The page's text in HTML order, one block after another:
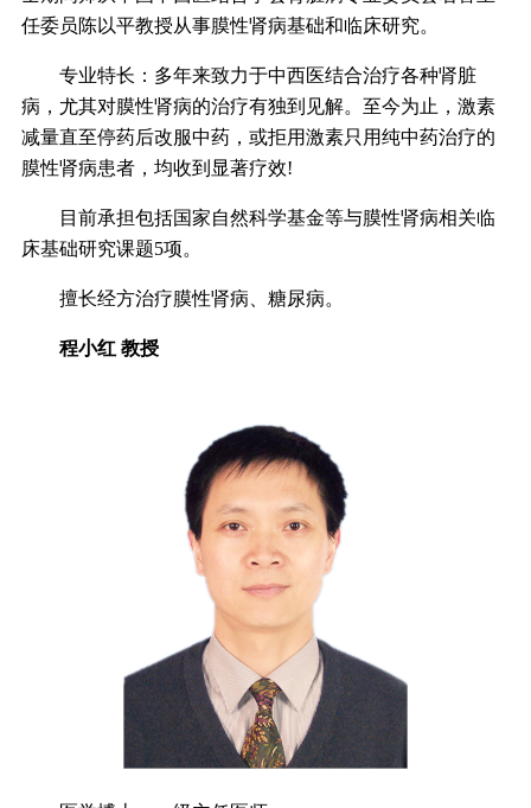
任委员陈以平教授从事膜性肾病基础和临床研究。
专业特长：多年来致力于中西医结合治疗各种肾脏
病，尤其对膜性肾病的治疗有独到见解。至今为止，激素
减量直至停药后改服中药，或拒用激素只用纯中药治疗的
膜性肾病患者，均收到显著疗效!
目前承担包括国家自然科学基金等与膜性肾病相关临
床基础研究课题5项。
擅长经方治疗膜性肾病、糖尿病。
程小红 教授